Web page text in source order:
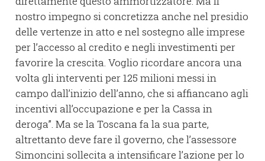
nostro impegno si concretizza anche nel presidio
delle vertenze in atto e nel sostegno alle imprese
per l’accesso al credito e negli investimenti per
favorire la crescita. Voglio ricordare ancora una
volta gli interventi per 125 milioni messi in
campo dall’inizio dell’anno, che si affiancano agli
incentivi all’occupazione e per la Cassa in
deroga”. Ma se la Toscana fa la sua parte,
altrettanto deve fare il governo, che l’assessore
Simoncini sollecita a intensificare l’azione per lo